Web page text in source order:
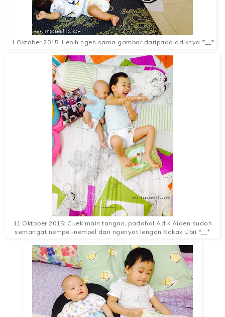
1 Oktober 2015: Lebih ngeh sama gambar daripada adiknya *__*
11 Oktober 2015: Cuek main tangan, padahal Adik Aiden sudah
semangat nempel-nempel dan ngenyot lengan Kakak Ubii *__*